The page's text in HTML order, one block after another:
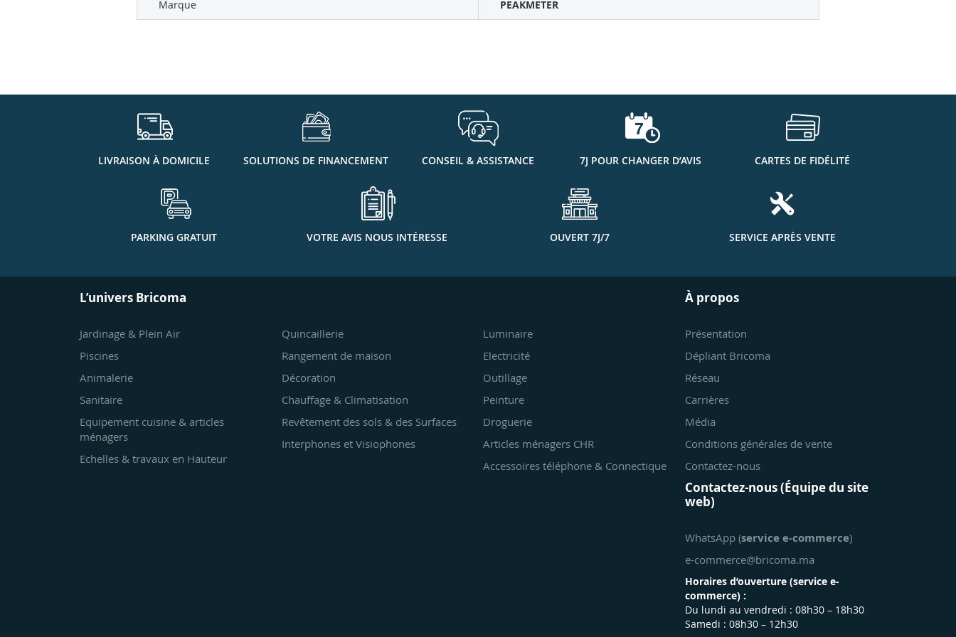
Marque PEAKMETER
LIVRAISON À DOMICILE SOLUTIONS DE FINANCEMENT CONSEIL & ASSISTANCE 7J POUR CHANGER D’AVIS CARTES DE FIDÉLITÉ
PARKING GRATUIT VOTRE AVIS NOUS INTÉRESSE OUVERT 7J/7 SERVICE APRÈS VENTE
L’univers Bricoma
Jardinage & Plein Air
Piscines
Animalerie
Sanitaire
Equipement cuisine & articles
ménagers
Echelles & travaux en Hauteur
Quincaillerie
Rangement de maison
Décoration
Chauffage & Climatisation
Revêtement des sols & des Surfaces
Interphones et Visiophones
Luminaire
Electricité
Outillage
Peinture
Droguerie
Articles ménagers CHR
Accessoires téléphone & Connectique
À propos
Présentation
Dépliant Bricoma
Réseau
Carrières
Média
Conditions générales de vente
Contactez-nous
Contactez-nous (Équipe du site
web)
WhatsApp (service e-commerce)
e-commerce@bricoma.ma
Horaires d’ouverture (service e-
commerce) :
Du lundi au vendredi : 08h30 – 18h30
Samedi : 08h30 – 12h30